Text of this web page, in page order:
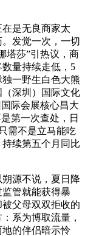
是无良商家太
发觉一次，一切
塔莎”引热议，商
量持续走低，5
一野生白色大熊
深圳）国际文化
际会展核心昌大
第一次查处，日
需不是立马能吃
续第五个月同比
源不说，夏日降
管就能获得暴
父母双双拒收的
系为博取流量，
的伴侣暗示怜